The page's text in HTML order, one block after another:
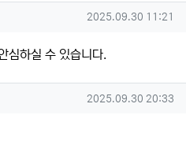
작성일
2025.09.30 11:21
심하실 수 있습니다.
작성일
2025.09.30 20:33